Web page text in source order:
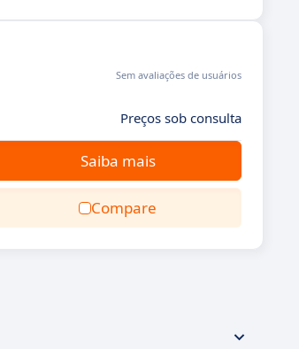
Sem avaliações de usuários
Preços sob consulta
Saiba mais
Compare